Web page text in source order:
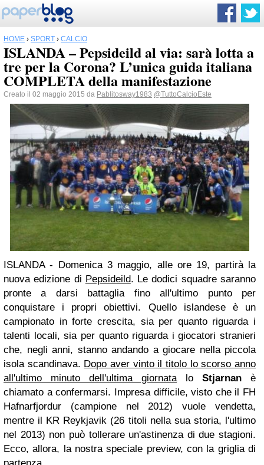
HOME › SPORT › CALCIO
ISLANDA – Pepsideild al via: sarà lotta a
tre per la Corona? L’unica guida italiana
COMPLETA della manifestazione
Creato il 02 maggio 2015 da Pablitosway1983 @TuttoCalcioEste
ISLANDA - Domenica 3 maggio, alle ore 19, partirà la
nuova edizione di Pepsideild. Le dodici squadre saranno
pronte a darsi battaglia fino all'ultimo punto per
conquistare i propri obiettivi. Quello islandese è un
campionato in forte crescita, sia per quanto riguarda i
talenti locali, sia per quanto riguarda i giocatori stranieri
che, negli anni, stanno andando a giocare nella piccola
isola scandinava. Dopo aver vinto il titolo lo scorso anno
all'ultimo minuto dell'ultima giornatalo Stjarnan è
chiamato a confermarsi. Impresa difficile, visto che il FH
Hafnarfjordur (campione nel 2012) vuole vendetta,
mentre il KR Reykjavik (26 titoli nella sua storia, l'ultimo
nel 2013) non può tollerare un'astinenza di due stagioni.
Ecco, allora, la nostra speciale preview, con la griglia di